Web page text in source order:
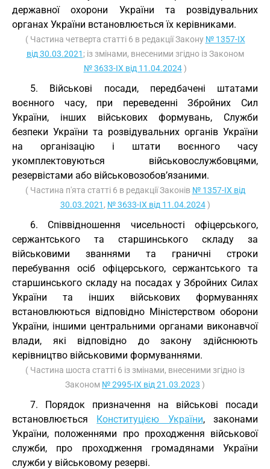
державної охорони України та розвідувальних
органах України встановлюється їх керівниками.
( Частина четверта статті 6 в редакції Закону № 1357-IX
від 30.03.2021 ; із змінами, внесеними згідно із Законом
№ 3633-IX від 11.04.2024)
5. Військові посади, передбачені штатами
воєнного часу, при переведенні Збройних Сил
України, інших військових формувань, Служби
безпеки України та розвідувальних органів України
на організацію і штати воєнного часу
укомплектовуються військовослужбовцями,
резервістами або військовозобов’язаними.
( Частина п'ята статті 6 в редакції Законів № 1357-IX від
30.03.2021 , № 3633-IX від 11.04.2024)
6. Співвідношення чисельності офіцерського,
сержантського та старшинського складу за
військовими званнями та граничні строки
перебування осіб офіцерського, сержантського та
старшинського складу на посадах у Збройних Силах
України та інших військових формуваннях
встановлюються відповідно Міністерством оборони
України, іншими центральними органами виконавчої
влади, які відповідно до закону здійснюють
керівництво військовими формуваннями.
( Частина шоста статті 6 із змінами, внесеними згідно із
Законом № 2995-IX від 21.03.2023 )
7. Порядок призначення на військові посади
встановлюється Конституцією України, законами
України, положеннями про проходження військової
служби, про проходження громадянами України
служби у військовому резерві.